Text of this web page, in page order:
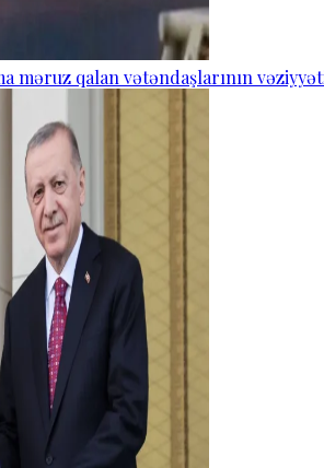
məruz qalan vətəndaşlarının